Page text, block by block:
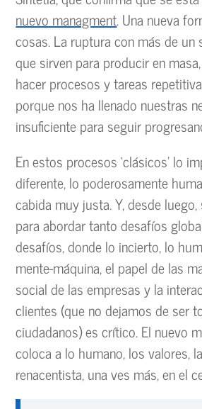
nuevo managment. Una nueva
cosas. La ruptura con más de
que sirven para producir en
hacer procesos y tareas
porque nos ha llenado nuestras
insuficiente para seguir
En estos procesos ‘clásicos’ lo
diferente, lo poderosamente
cabida muy justa. Y, desde
para abordar tanto desafíos
desafíos, donde lo incierto, lo
mente-máquina, el papel de las
social de las empresas y la
clientes (que no dejamos de ser
ciudadanos) es crítico. El nuevo
coloca a lo humano, los valores,
renacentista, una ves más, en el